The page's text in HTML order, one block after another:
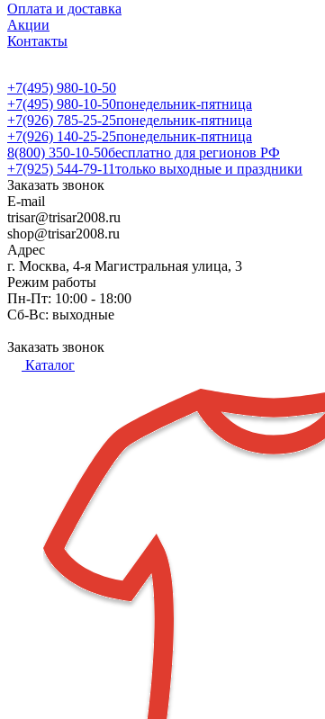
Оплата и доставка
Акции
Контакты
+7(495) 980-10-50
+7(495) 980-10-50понедельник-пятница
+7(926) 785-25-25понедельник-пятница
+7(926) 140-25-25понедельник-пятница
8(800) 350-10-50бесплатно для регионов РФ
+7(925) 544-79-11только выходные и праздники
Заказать звонок
E-mail
trisar@trisar2008.ru
shop@trisar2008.ru
Адрес
г. Москва, 4-я Магистральная улица, 3
Режим работы
Пн-Пт: 10:00 - 18:00
Сб-Вс: выходные
Заказать звонок
Каталог